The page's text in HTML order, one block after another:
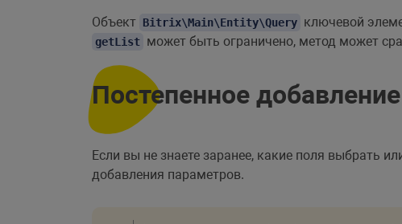
Объект Bitrix\Main\Entity\Query ключевой
getList может быть ограничено, метод может
Постепенное
Если вы не знаете заранее, какие поля выбрать
добавления параметров.